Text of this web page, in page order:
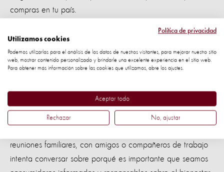
compras en tu país.
7. Levanta la voz por los animales.Además de
preguntar sobre las políticas y prácticas de bienestar
reuniones familiares, con amigos o compañeros de trabajo
intenta conversar sobre porqué es importante que seamos
Política de privacidad
Utilizamos cookies
Podemos utilizarlas para el análisis de los datos de nuestros visitantes, para mejorar nuestro sitio
web, mostrar contenido personalizado y brindarle una excelente experiencia en el sitio web.
Para obtener más información sobre las cookies que utilizamos, abre los ajustes.
Aceptar todo
Rechazar No, ajustar